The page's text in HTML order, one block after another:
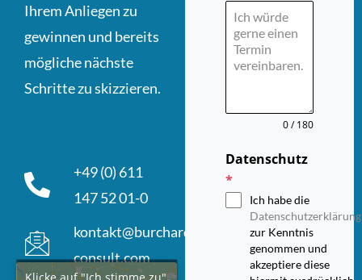
Ihrem Anliegen zu
gewinnen und bereits
mögliche nächste
Schritte zu skizzieren.
+49 (0) 611
147 52 01-0
kontakt@burchard-
consult.com
Klicke auf "Ich stimme zu",
0 / 180
Datenschutz
*
Ich habe die
Datenschutzerklärung
zur Kenntnis
genommen und
akzeptiere diese